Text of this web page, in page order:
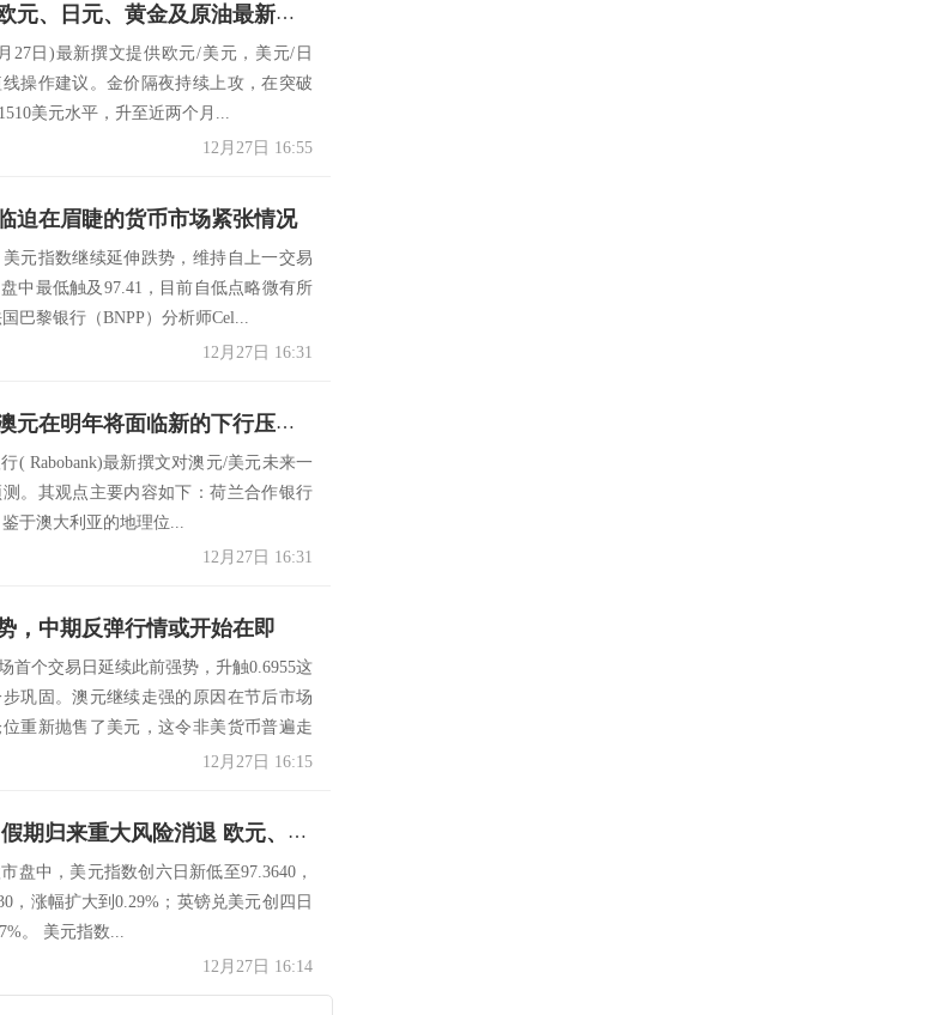
黄金爆发是技术性的？欧元、日元、黄金及原油最新短线操作建议
27日)最新撰文提供欧元/美元，美元/日
操作建议。金价隔夜持续上攻，在突破
美元水平，升至近两个月...
12月27日 16:55
迫在眉睫的货币市场紧张情况
元指数继续延伸跌势，维持自上一交易
中最低触及97.41，目前自低点略微有所
巴黎银行（BNPP）分析师Cel...
12月27日 16:31
【2020年展望】投行：澳元在明年将面临新的下行压力 纽元年初料稳固
( Rabobank)最新撰文对澳元/美元未来一
。其观点主要内容如下：荷兰合作银行
于澳大利亚的地理位...
12月27日 16:31
，中期反弹行情或开始在即
首个交易日延续此前强势，升触0.6955这
巩固。澳元继续走强的原因在节后市场
重新抛售了美元，这令非美货币普遍走
12月27日 16:15
刚刚美元刷六日新低！ 假期归来重大风险消退 欧元、英镑、澳元走势分析
盘中，美元指数创六日新低至97.3640，
，涨幅扩大到0.29%；英镑兑美元创四日
。 美元指数...
12月27日 16:14